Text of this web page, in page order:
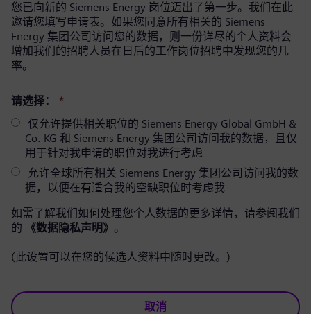
您已向新的 Siemens Energy 岗位迈出了第一步。我们在此
邀请您填写申请表。如果您同意所有相关的 Siemens
Energy 集团公司访问您的数据，则一份详尽的个人资料会
增加我们的招聘人员在日后的工作岗位招聘中发现您的几
率。
请选择：
*
仅允许提供相关职位的 Siemens Energy Global GmbH &
Co. KG 和 Siemens Energy 集团公司访问我的数据，且仅
用于针对我申请的职位对我进行考虑
允许全球所有相关 Siemens Energy 集团公司访问我的数
据，以便在有适合我的空缺职位时考虑我
如需了解我们如何处理您个人数据的更多详情，请参阅我们
的
《数据隐私声明》 。
(此设置可以在您的候选人资料中随时更改。)
取消